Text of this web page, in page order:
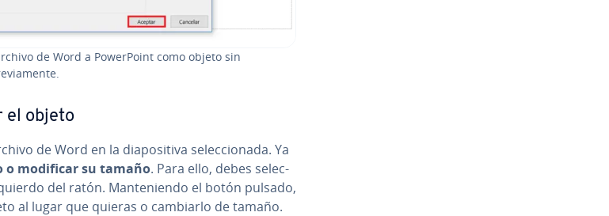
de Word a Po­we­r­Poi­nt como objeto sin
el objeto
de Word en la dia­po­si­ti­va se­le­c­cio­na­da. Ya
o modificar su tamaño. Para ello, debes se­le­c­
del ratón. Ma­n­te­nie­n­do el botón pulsado,
al lugar que quieras o cambiarlo de tamaño.